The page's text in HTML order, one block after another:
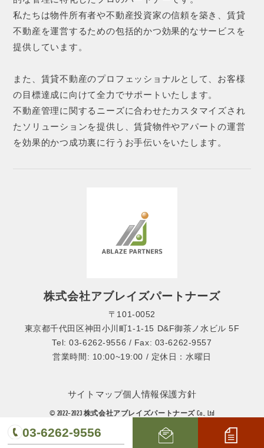
私たちは物件所有者や不動産投資家の信頼を築き、賃貸
不動産を運営するための包括的かつ効果的なサービスを
提供しています。
また、賃貸不動産のプロフェッショナルとして、お客様
の目標達成に向けて全力でサポートいたします。
不動産管理に関するニーズに合わせたカスタマイズされ
たソリューションを提供し、賃貸物件やアパートの運営
を効果的かつ成功裏に行うお手伝いをいたします。
株式会社アブレイズパートナーズ
〒101-0052
東京都千代田区神田小川町1-1-15 D&F御茶ノ水ビル 5F
Tel: 03-6262-9556 / Fax: 03-6262-9557
営業時間: 10:00~19:00 / 定休日：水曜日
© 2022-2023 株式会社アブレイズパートナーズ Co., Ltd
サイトマップ個人情報保護方針
03-6262-9556